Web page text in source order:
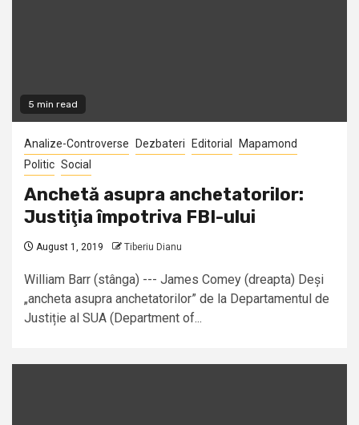
5 min read
Analize-Controverse Dezbateri Editorial
Mapamond
Politic Social
Anchetă asupra anchetatorilor:
Justiţia împotriva FBI-ului
August 1, 2019 Tiberiu Dianu
William Barr (stânga) --- James Comey (dreapta) Deși
„ancheta asupra anchetatorilor” de la Departamentul de
Justiție al SUA (Department of...